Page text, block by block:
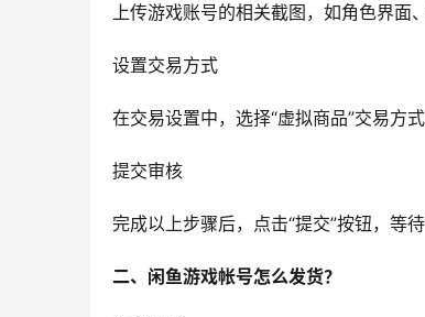
上传游戏账号的相关截图，如角色界面
设置交易方式
在交易设置中，选择“虚拟商品”交易方
提交审核
完成以上步骤后，点击“提交”按钮，等
二、闲鱼游戏帐号怎么发货？